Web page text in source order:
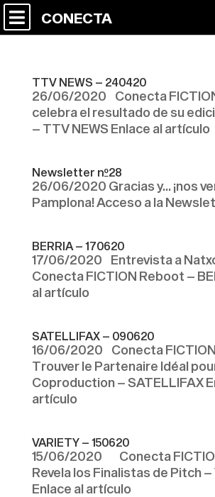
CONECTA
TTV NEWS – 240420
26/06/2020 Conecta
celebra el resultado de su
– TTV NEWS Enlace al artículo
Newsletter nº28
26/06/2020 Gracias y… ¡nos
Pamplona! Acceso a la
BERRIA – 170620
17/06/2020 Entrevista a
Conecta FICTION Reboot –
al artículo
SATELLIFAX – 090620
16/06/2020 Conecta
Trouver le Partenaire Idéal
Coproduction – SATELLIFAX
artículo
VARIETY – 150620
15/06/2020 Conecta
Revela los Finalistas de Pitch –
Enlace al artículo